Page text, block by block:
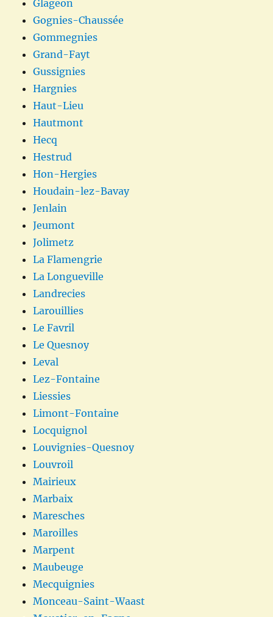
Glageon
Gognies-Chaussée
Gommegnies
Grand-Fayt
Gussignies
Hargnies
Haut-Lieu
Hautmont
Hecq
Hestrud
Hon-Hergies
Houdain-lez-Bavay
Jenlain
Jeumont
Jolimetz
La Flamengrie
La Longueville
Landrecies
Larouillies
Le Favril
Le Quesnoy
Leval
Lez-Fontaine
Liessies
Limont-Fontaine
Locquignol
Louvignies-Quesnoy
Louvroil
Mairieux
Marbaix
Maresches
Maroilles
Marpent
Maubeuge
Mecquignies
Monceau-Saint-Waast